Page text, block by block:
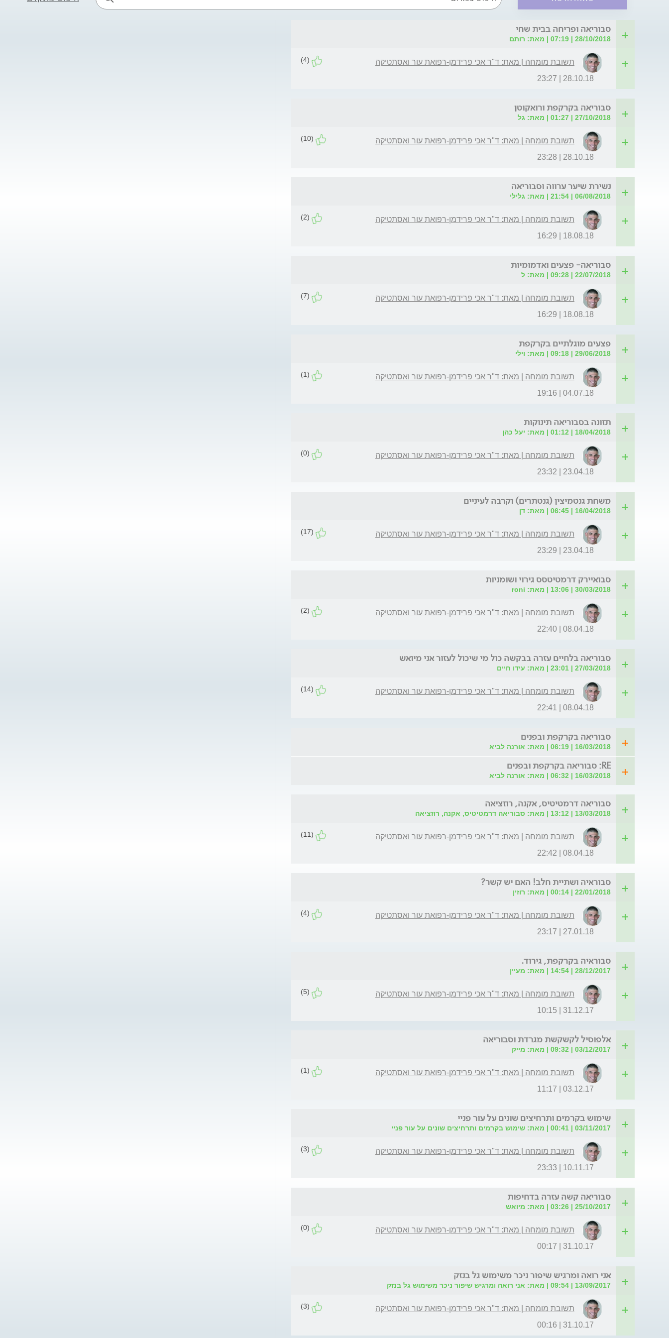
סבוריאה ופריחה בבית שחי
28/10/2018 | 07:19 | מאת: רותם
תשובת מומחה | מאת: ד"ר אכי פרידמן-רפואת עור ואסתטיקה
28.10.18 | 23:27
(4)
סבוריאה בקרקפת ורואקוטן
27/10/2018 | 01:27 | מאת: גל
תשובת מומחה | מאת: ד"ר אכי פרידמן-רפואת עור ואסתטיקה
28.10.18 | 23:28
(10)
נשירת שיער ערווה וסבוריאה
06/08/2018 | 21:54 | מאת: גלילי
תשובת מומחה | מאת: ד"ר אכי פרידמן-רפואת עור ואסתטיקה
18.08.18 | 16:29
(2)
סבוריאה- פצעים ואדמומיות
22/07/2018 | 09:28 | מאת: ל
תשובת מומחה | מאת: ד"ר אכי פרידמן-רפואת עור ואסתטיקה
18.08.18 | 16:29
(7)
פצעים מוגלתיים בקרקפת
29/06/2018 | 09:18 | מאת: וילי
תשובת מומחה | מאת: ד"ר אכי פרידמן-רפואת עור ואסתטיקה
04.07.18 | 19:16
(1)
תזונה בסבוריאה תינוקות
18/04/2018 | 01:12 | מאת: יעל כהן
תשובת מומחה | מאת: ד"ר אכי פרידמן-רפואת עור ואסתטיקה
23.04.18 | 23:32
(0)
משחת גנטמיצין (גנטתרים) וקרבה לעיניים
16/04/2018 | 06:45 | מאת: דן
תשובת מומחה | מאת: ד"ר אכי פרידמן-רפואת עור ואסתטיקה
23.04.18 | 23:29
(17)
סבואיירק דרמטיטסס גירוי ושומניות
30/03/2018 | 13:06 | מאת: roni
תשובת מומחה | מאת: ד"ר אכי פרידמן-רפואת עור ואסתטיקה
08.04.18 | 22:40
(2)
סבוריאה בלחיים עזרה בבקשה כול מי שיכול לעזור אני מיואש
27/03/2018 | 23:01 | מאת: עידו חיים
תשובת מומחה | מאת: ד"ר אכי פרידמן-רפואת עור ואסתטיקה
08.04.18 | 22:41
(14)
סבוריאה בקרקפת ובפנים
16/03/2018 | 06:19 | מאת: אורנה לביא
RE: סבוריאה בקרקפת ובפנים
16/03/2018 | 06:32 | מאת: אורנה לביא
סבוריאה דרמטיטיס, אקנה, רוזציאה
13/03/2018 | 13:12 | מאת: סבוריאה דרמטיטיס, אקנה, רוזציאה
תשובת מומחה | מאת: ד"ר אכי פרידמן-רפואת עור ואסתטיקה
08.04.18 | 22:42
(11)
סבוראיה ושתיית חלב! האם יש קשר?
22/01/2018 | 00:14 | מאת: רוזין
תשובת מומחה | מאת: ד"ר אכי פרידמן-רפואת עור ואסתטיקה
27.01.18 | 23:17
(4)
סבוראיה בקרקפת, גירוד.
28/12/2017 | 14:54 | מאת: מעיין
תשובת מומחה | מאת: ד"ר אכי פרידמן-רפואת עור ואסתטיקה
31.12.17 | 10:15
(5)
אלפוסיל לקשקשת מגרדת וסבוריאה
03/12/2017 | 09:32 | מאת: מייק
תשובת מומחה | מאת: ד"ר אכי פרידמן-רפואת עור ואסתטיקה
03.12.17 | 11:17
(1)
שימוש בקרמים ותרחיצים שונים על עור פניי
03/11/2017 | 00:41 | מאת: שימוש בקרמים ותרחיצים שונים על עור פניי
תשובת מומחה | מאת: ד"ר אכי פרידמן-רפואת עור ואסתטיקה
10.11.17 | 23:33
(3)
סבוריאה קשה עזרה בדחיפות
25/10/2017 | 03:26 | מאת: מיואש
תשובת מומחה | מאת: ד"ר אכי פרידמן-רפואת עור ואסתטיקה
31.10.17 | 00:17
(0)
אני רואה ומרגיש שיפור ניכר משימוש גל בנזק
13/09/2017 | 09:54 | מאת: אני רואה ומרגיש שיפור ניכר משימוש גל בנזק
תשובת מומחה | מאת: ד"ר אכי פרידמן-רפואת עור ואסתטיקה
31.10.17 | 00:16
(3)